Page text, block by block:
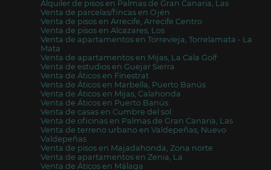
Alquiler de pisos en Palmas de Gran Canaria, Las
Venta de parcelas/fincas en Ojén
Venta de pisos en Arrecife, Arrecife Centro
Venta de pisos en Alcazares, Los
Venta de apartamentos en Torrevieja, Torrelamata - La
Mata
Venta de apartamentos en Mijas, La Cala Golf
Venta de estudios en Guejar Sierra
Venta de Áticos en Finestrat
Venta de Áticos en Marbella, Puerto Banús
Venta de Áticos en Mijas, Calahonda
Venta de Áticos en Puerto Banús
Venta de casas en Cumbre del sol
Venta de oficinas en Palmas de Gran Canaria, Las
Venta de terreno urbano en Valdepeñas, Nuevo
Valdepeñas
Venta de pisos en Majadahonda, Zona norte
Venta de apartamentos en Zenia, La
Venta de Áticos en Málaga